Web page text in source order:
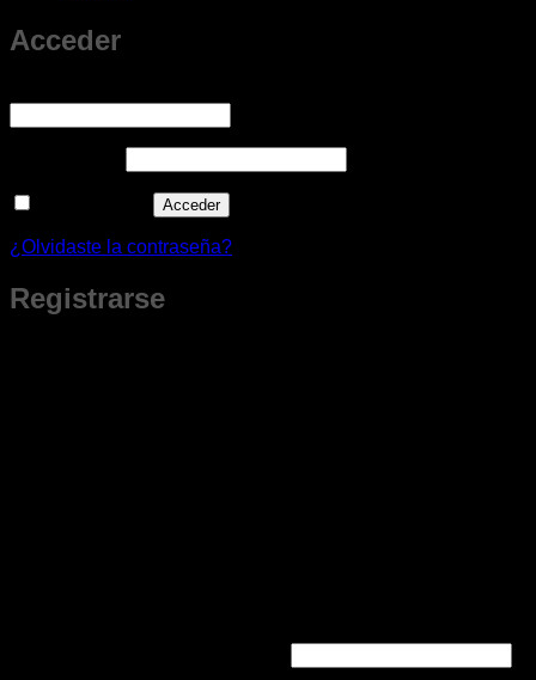
Acceder
Acceder
¿Olvidaste la contraseña?
Registrarse